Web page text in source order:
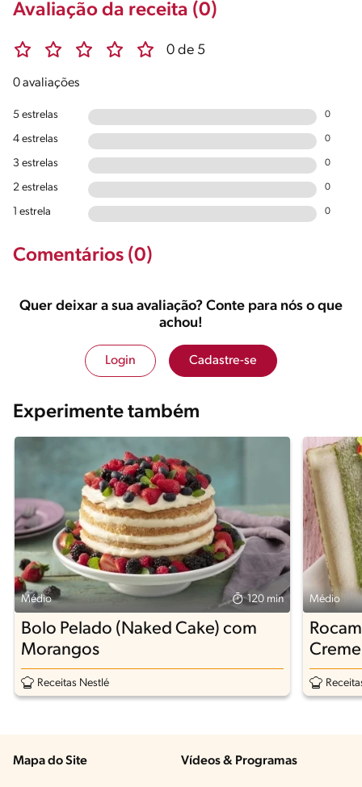
Avaliação da receita (0)
0 de 5
0 avaliações
5 estrelas 0
4 estrelas 0
3 estrelas 0
2 estrelas 0
1 estrela 0
Comentários (0)
Quer deixar a sua avaliação? Conte para nós o que
achou!
Login Cadastre-se
Experimente também
Médio 120 min
Bolo Pelado (Naked Cake) com
Morangos
Receitas Nestlé
Médio
Mapa do Site Vídeos & Programas​